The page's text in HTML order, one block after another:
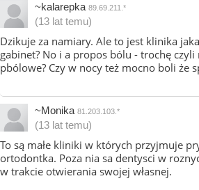
~kalarepka 89.69.211.*
(13 lat temu)
Dzikuje za namiary. Ale to jest klinika
gabinet? No i a propos bólu - trochę czyli
pbólowe? Czy w nocy też mocno boli że
~Monika 81.203.103.*
(13 lat temu)
To są małe kliniki w których przyjmuje
ortodontka. Poza nia sa dentysci w
w trakcie otwierania swojej własnej.